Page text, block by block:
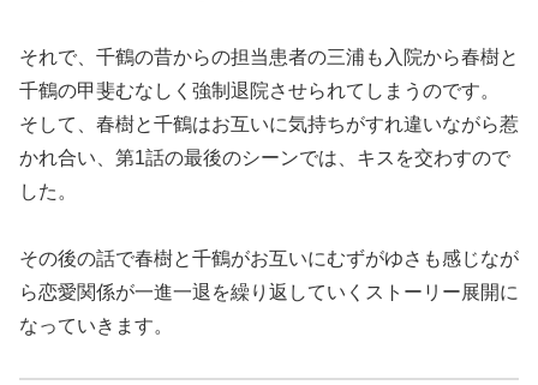
それで、千鶴の昔からの担当患者の三浦も入院から春樹と
千鶴の甲斐むなしく強制退院させられてしまうのです。
そして、春樹と千鶴はお互いに気持ちがすれ違いながら惹
かれ合い、第1話の最後のシーンでは、キスを交わすので
した。
その後の話で春樹と千鶴がお互いにむずがゆさも感じなが
ら恋愛関係が一進一退を繰り返していくストーリー展開に
なっていきます。